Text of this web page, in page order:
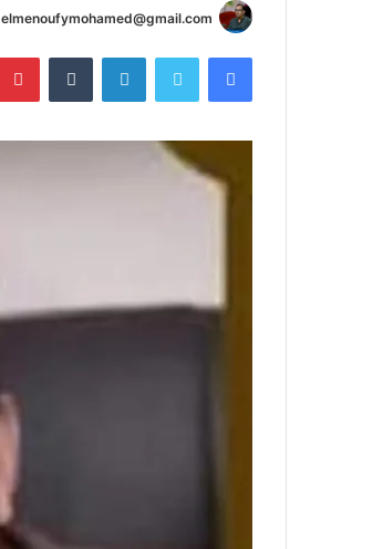
elmenoufymohamed@gmail.com
فيسبوك تويتر لينكدإن